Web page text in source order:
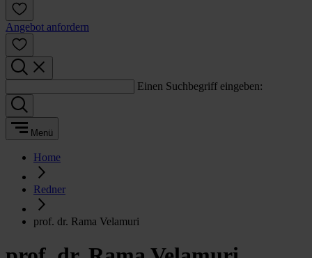
Angebot anfordern
Einen Suchbegriff eingeben:
Menü
Home
Redner
prof. dr. Rama Velamuri